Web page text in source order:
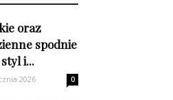
oraz
spodnie
i...
2026 0